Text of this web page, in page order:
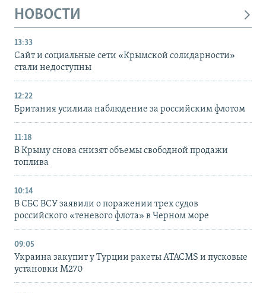
НОВОСТИ
13:33
Сайт и социальные сети «Крымской солидарности»
стали недоступны
12:22
Британия усилила наблюдение за российским флотом
11:18
В Крыму снова снизят объемы свободной продажи
топлива
10:14
В СБС ВСУ заявили о поражении трех судов
российского «теневого флота» в Черном море
09:05
Украина закупит у Турции ракеты ATACMS и пусковые
установки M270